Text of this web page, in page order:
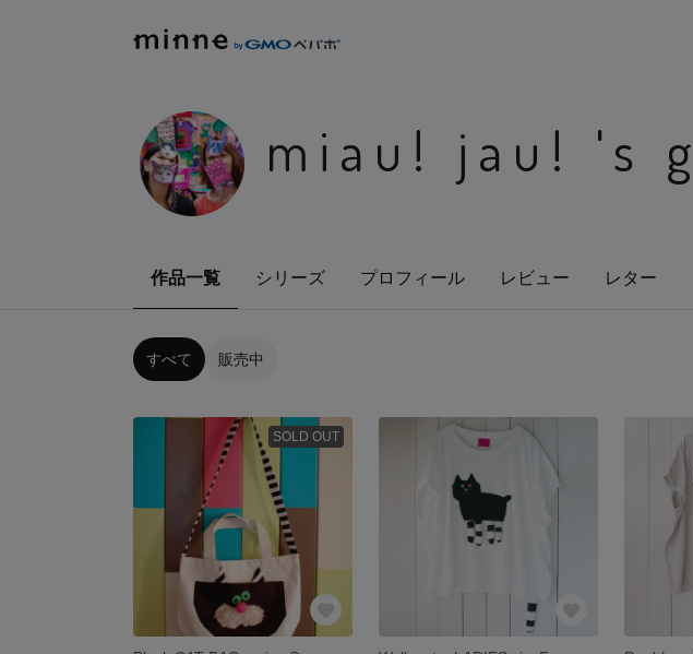
miau! jau! 's
作品一覧 シリーズ プロフィール レビュー レター
すべて 販売中
SOLD OUT